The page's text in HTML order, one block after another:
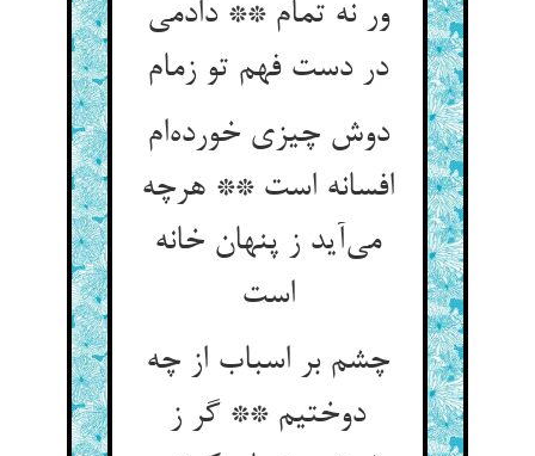
ور نه تمام ** دادمی
در دست فهم تو زمام
دوش چیزی خورده‌ام
افسانه است ** هرچه
می‌آید ز پنهان خانه
است
چشم بر اسباب از چه
دوختیم ** گر ز